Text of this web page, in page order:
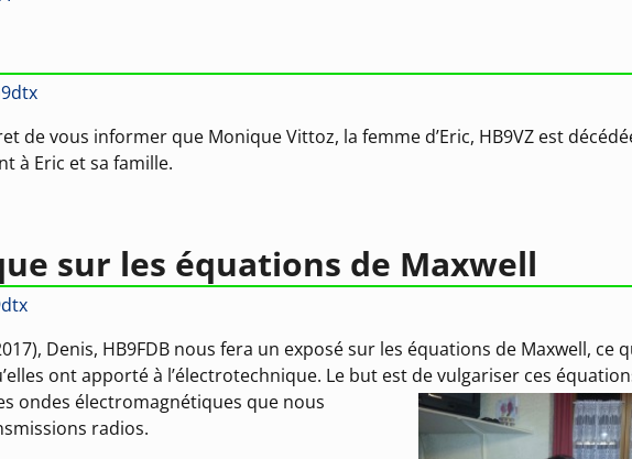
de vous informer que Monique Vittoz, la femme d’Eric, HB9VZ est
à Eric et sa famille.
sur les équations de Maxwell
Denis, HB9FDB nous fera un exposé sur les équations de Maxwell, ce
ont apporté à l’électrotechnique. Le but est de vulgariser ces
ondes électromagnétiques que nous
radios.